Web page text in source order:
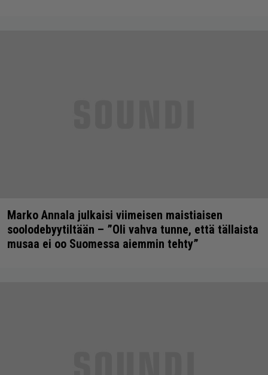
Marko Annala julkaisi viimeisen maistiaisen
soolodebyytiltään – ”Oli vahva tunne, että tällaista
musaa ei oo Suomessa aiemmin tehty”